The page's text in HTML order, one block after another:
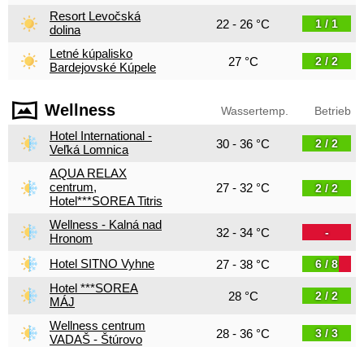
Resort Levočská
dolina
22 - 26 °C 1 / 1
Letné kúpalisko
Bardejovské Kúpele
27 °C 2 / 2
Wellness Wassertemp. Betrieb
Hotel International -
Veľká Lomnica
30 - 36 °C 2 / 2
AQUA RELAX
centrum,
Hotel***SOREA Titris
27 - 32 °C 2 / 2
Wellness - Kalná nad
Hronom
32 - 34 °C -
Hotel SITNO Vyhne 27 - 38 °C 6 / 8
Hotel ***SOREA
MÁJ
28 °C 2 / 2
Wellness centrum
VADAŠ - Štúrovo
28 - 36 °C 3 / 3